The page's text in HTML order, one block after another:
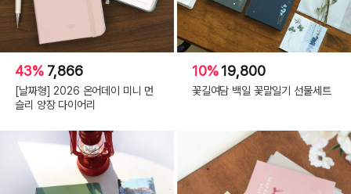
43% 7,866
[날짜형] 2026 온어데이 미니 먼
슬리 양장 다이어리
10%19,800
꽃길여담 백일 꽃말일기 선물세트